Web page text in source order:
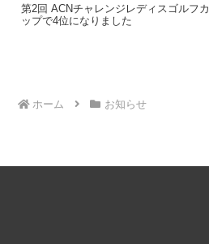
第2回 ACNチャレンジレディスゴルフカ
ップで4位になりました
ホーム お知らせ